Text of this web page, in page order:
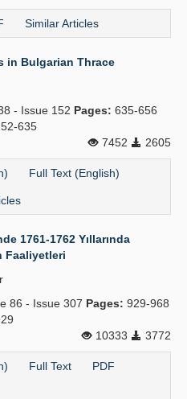
Similar Articles
in Bulgarian Thrace
- Issue 152 Pages: 635-656
635
7452
2605
Full Text (English)
1761-1762 Yıllarında
Faaliyetleri
86 - Issue 307 Pages: 929-968
10333
3772
Full Text PDF